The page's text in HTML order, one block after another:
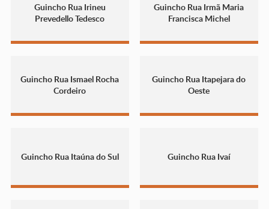
Guincho Rua Irineu
Prevedello Tedesco
Guincho Rua Irmã Maria
Francisca Michel
Guincho Rua Ismael Rocha
Cordeiro
Guincho Rua Itapejara do
Oeste
Guincho Rua Itaúna do Sul Guincho Rua Ivaí